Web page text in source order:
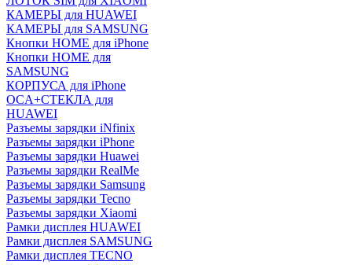
КАМЕРЫ для HUAWEI
КАМЕРЫ для SAMSUNG
Кнопки HOME для iPhone
Кнопки HOME для
SAMSUNG
КОРПУСА для iPhone
OCA+СТЕКЛА для
HUAWEI
Разъемы зарядки iNfinix
Разъемы зарядки iPhone
Разъемы зарядки Huawei
Разъемы зарядки RealMe
Разъемы зарядки Samsung
Разъемы зарядки Tecno
Разъемы зарядки Xiaomi
Рамки дисплея HUAWEI
Рамки дисплея SAMSUNG
Рамки дисплея TECNO